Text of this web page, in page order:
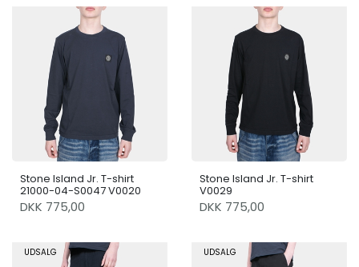
Stone Island Jr. T-shirt
21000-04-S0047 V0020
DKK 775,00
Stone Island Jr. T-shirt
V0029
DKK 775,00
UDSALG UDSALG